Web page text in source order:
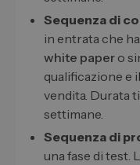
Sequenza di
in entrata che
white paper o
qualificazione e
vendita. Durata
settimane.
Sequenza di
una fase di test.